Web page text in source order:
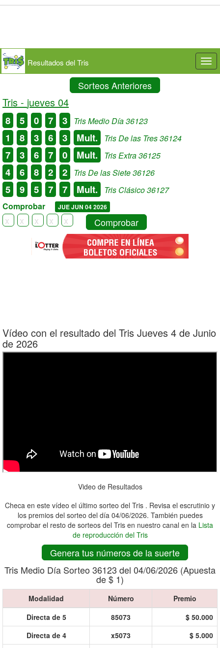
Resultados del Tris
Sorteos Anteriores
Tris - jueves 04
8 5 0 7 3 Tris Medio Día 36123
1 8 3 6 3 Mult. Tris De las Tres 36124
7 3 6 7 0 Mult. Tris Extra 36125
4 6 8 2 2 Tris De las Siete 36126
5 9 5 7 7 Mult.
Tris Clásico 36127
Comprobar
JUE JUN 04 2026
Comprobar
Vídeo con el resultado del Tris Jueves 4 de Junio
de 2026
Video de Resultados
Checa en este vídeo el último sorteo del Tris . Revisa el escrutinio y
los premios del sorteo del día 04/06/2026. También puedes
comprobar el resto de sorteos del Tris en nuestro canal en la Lista
de reproducción del Tris
Genera tus números de la suerte
Tris Medio Día Sorteo 36123 del 04/06/2026 (Apuesta
de $ 1)
Modalidad Número
Premio
Directa de 5
85073
$ 50.000
Directa de 4
x5073
$ 5.000